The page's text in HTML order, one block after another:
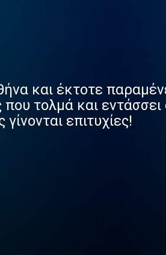
και έκτοτε
τολμά και
επιτυχίες!